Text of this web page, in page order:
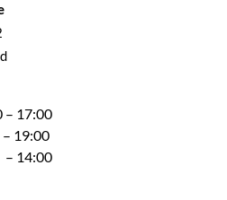
– 17:00
– 19:00
14:00